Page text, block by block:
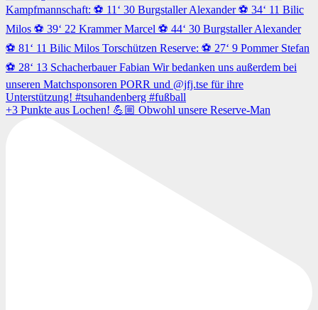
+3 Punkte aus Lochen! 💪🏼 Obwohl unsere Reserve-Man